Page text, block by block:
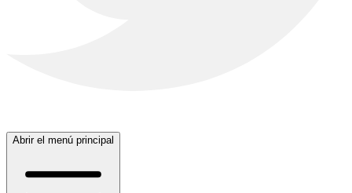
Abrir el menú principal